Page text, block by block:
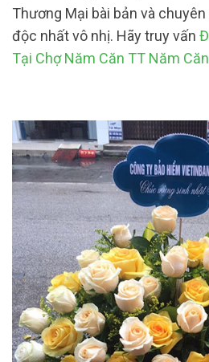
Thương Mại bài bản và
độc nhất vô nhị. Hãy truy vấn
Tại Chợ Năm Căn TT Năm Căn